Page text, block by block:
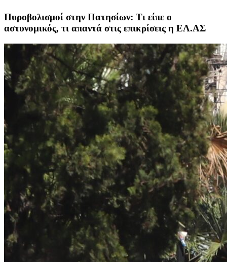
Πυροβολισμοί στην Πατησίων: Τι είπε ο
αστυνομικός, τι απαντά στις επικρίσεις η ΕΛ.ΑΣ